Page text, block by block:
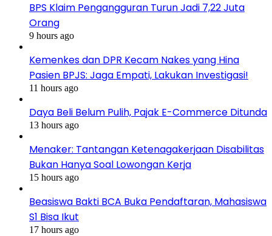
BPS Klaim Pengangguran Turun Jadi 7,22 Juta
Orang
9 hours ago
Kemenkes dan DPR Kecam Nakes yang Hina
Pasien BPJS: Jaga Empati, Lakukan Investigasi!
11 hours ago
Daya Beli Belum Pulih, Pajak E-Commerce Ditunda
13 hours ago
Menaker: Tantangan Ketenagakerjaan Disabilitas
Bukan Hanya Soal Lowongan Kerja
15 hours ago
Beasiswa Bakti BCA Buka Pendaftaran, Mahasiswa
S1 Bisa Ikut
17 hours ago